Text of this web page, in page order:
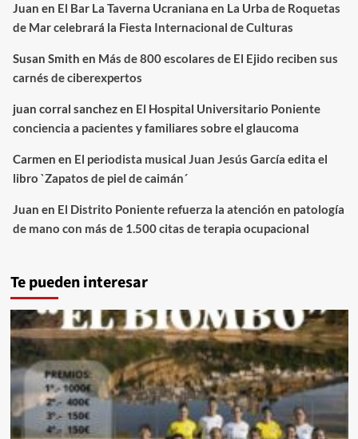
Juan en El Bar La Taverna Ucraniana en La Urba de Roquetas
de Mar celebrará la Fiesta Internacional de Culturas
Susan Smith en Más de 800 escolares de El Ejido reciben sus
carnés de ciberexpertos
juan corral sanchezen El Hospital Universitario Poniente
conciencia a pacientes y familiares sobre el glaucoma
Carmen en El periodista musical Juan Jesús García edita el
libro `Zapatos de piel de caimán´
Juan en El Distrito Poniente refuerza la atención en patología
de mano con más de 1.500 citas de terapia ocupacional
Te pueden interesar